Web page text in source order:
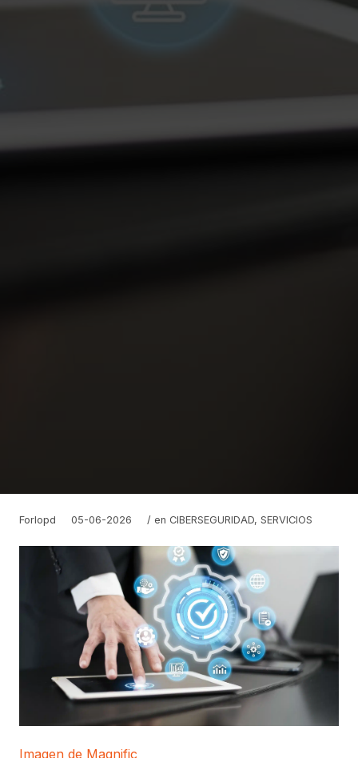
Forlopd 05-06-2026 / en CIBERSEGURIDAD,SERVICIOS
Imagen de Magnific